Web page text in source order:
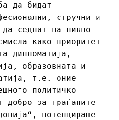
да бидат
стручни и
да седнат на нивно
како приоритет
дипломатија,
образовната и
т.е. оние
политичко
добро за граѓаните
потенцираше